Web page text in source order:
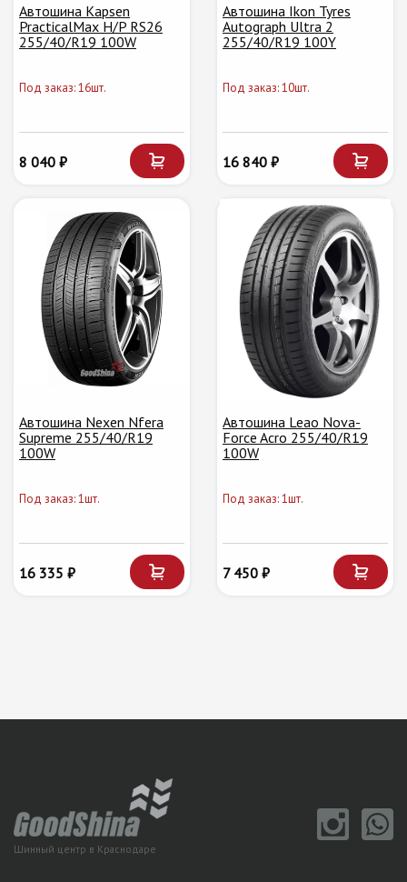
Автошина Kapsen
PracticalMax H/P RS26
255/40/R19 100W
Под заказ: 16шт.
8 040 ₽
Автошина Ikon Tyres
Autograph Ultra 2
255/40/R19 100Y
Под заказ: 10шт.
16 840 ₽
Автошина Nexen Nfera
Supreme 255/40/R19
100W
Под заказ: 1шт.
16 335 ₽
Автошина Leao Nova-
Force Acro 255/40/R19
100W
Под заказ: 1шт.
7 450 ₽
Шинный центр в Краснодаре